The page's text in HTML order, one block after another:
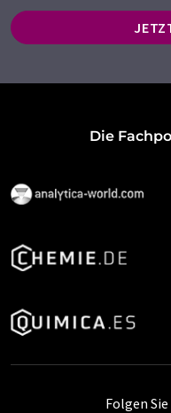
Die
Folgen